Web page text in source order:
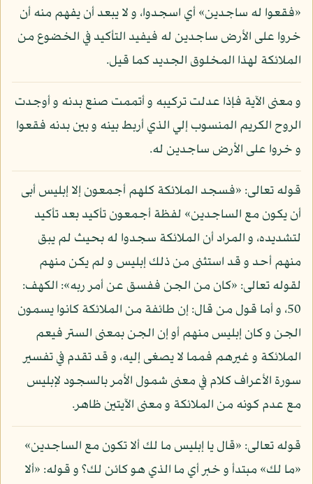
«فقعوا له ساجدين» أي اسجدوا، و لا يبعد أن يفهم منه أن
خروا على الأرض ساجدين له فيفيد التأكيد في الخضوع من
الملائكة لهذا المخلوق الجديد كما قيل.
و معنى الآية فإذا عدلت تركيبه و أتممت صنع بدنه و أوجدت
الروح الكريم المنسوب إلي الذي أربط بينه و بين بدنه فقعوا
و خروا على الأرض ساجدين له.
قوله تعالى: «فسجد الملائكة كلهم أجمعون إلا إبليس أبى
أن يكون مع الساجدين» لفظة أجمعون تأكيد بعد تأكيد
لتشديده، و المراد أن الملائكة سجدوا له بحيث لم يبق
منهم أحد و قد استثنى من ذلك إبليس و لم يكن منهم
لقوله تعالى: «كان من الجن ففسق عن أمر ربه»: الكهف:
50، و أما قول من قال: إن طائفة من الملائكة كانوا يسمون
الجن و كان إبليس منهم أو إن الجن بمعنى الستر فيعم
الملائكة و غيرهم فمما لا يصغى إليه، و قد تقدم في تفسير
سورة الأعراف كلام في معنى شمول الأمر بالسجود لإبليس
مع عدم كونه من الملائكة و معنى الآيتين ظاهر.
قوله تعالى: «قال يا إبليس ما لك ألا تكون مع الساجدين»
«ما لك» مبتدأ و خبر أي ما الذي هو كائن لك؟ و قوله: «ألا